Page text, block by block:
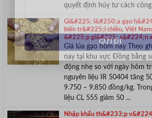
quyết định hủy tư cách
Gi&#225; l&#250;a gạo
biến tr&#225;i chiều, Việt
&#225;p gi&#225; s&#224;n
Giá lúa gạo hôm nay Theo
nay tại khu vực Đồng bằng
động nhẹ so với ngày hôm
nguyên liệu IR 50404 tăng
9.750 – 9.850 đồng/kg.
liệu CL 555 giảm 50 ...
Nhập khẩu th&#233;p